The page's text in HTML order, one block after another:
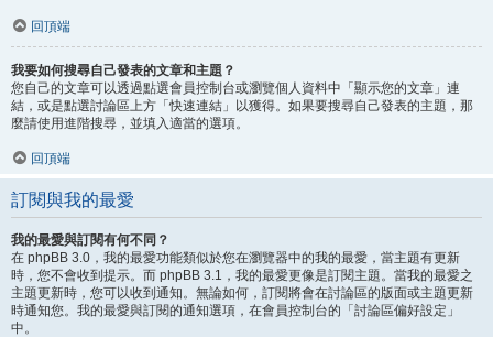
回頂端
我要如何搜尋自己發表的文章和主題？
您自己的文章可以透過點選會員控制台或瀏覽個人資料中「顯示您的文章」連
結，或是點選討論區上方「快速連結」以獲得。如果要搜尋自己發表的主題，那
麼請使用進階搜尋，並填入適當的選項。
回頂端
訂閱與我的最愛
我的最愛與訂閱有何不同？
在 phpBB 3.0，我的最愛功能類似於您在瀏覽器中的我的最愛，當主題有更新
時，您不會收到提示。而 phpBB 3.1，我的最愛更像是訂閱主題。當我的最愛之
主題更新時，您可以收到通知。無論如何，訂閱將會在討論區的版面或主題更新
時通知您。我的最愛與訂閱的通知選項，在會員控制台的「討論區偏好設定」
中。